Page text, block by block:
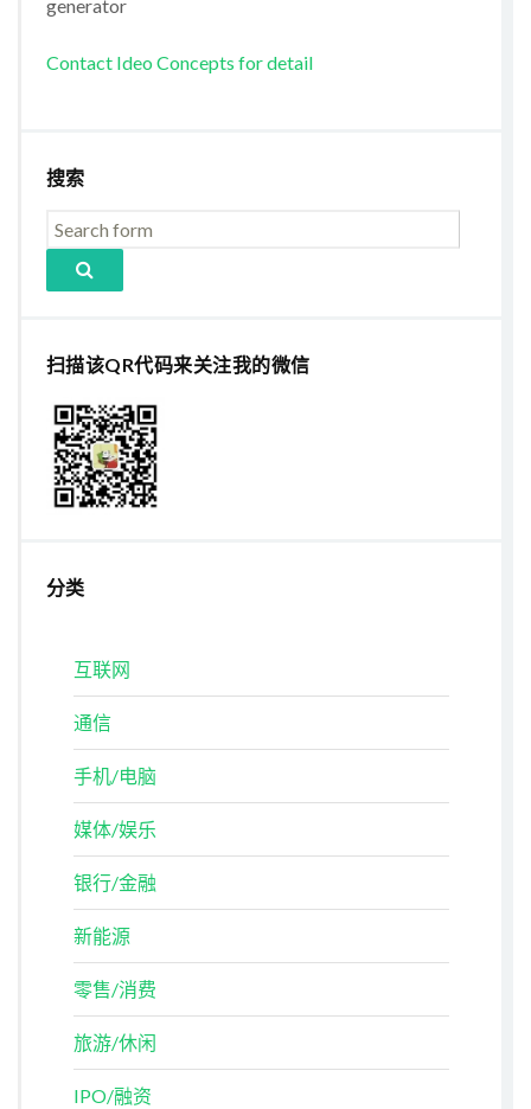
generator
Contact Ideo Concepts for detail
搜索
扫描该QR代码来关注我的微信
分类
互联网
通信
手机/电脑
媒体/娱乐
银行/金融
新能源
零售/消费
旅游/休闲
IPO/融资